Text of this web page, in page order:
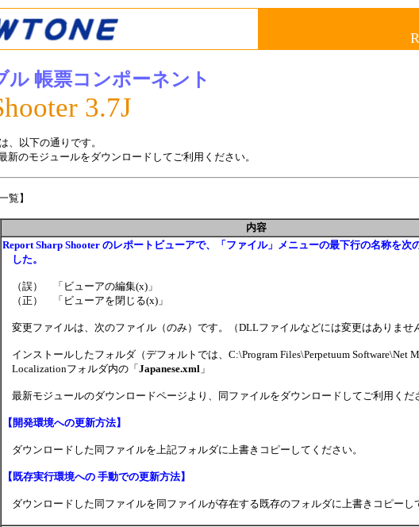
ル 帳票コンポーネント
3.7J
、以下の通りです。
新のモジュールをダウンロードしてご利用ください。
覧】
内容
Report Sharp Shooter のレポートビューアで、「ファイル」メニューの最下行の名称を次
した。
（誤） 「ビューアの編集(x)」
（正） 「ビューアを閉じる(x)」
変更ファイルは、次のファイル（のみ）です。（DLLファイルなどには変更はありませ
インストールしたフォルダ（デフォルトでは、C:\Program Files\Perpetuum Software\Net
Localizationフォルダ内の「 Japanese.xml 」
最新モジュールのダウンロードページより、同ファイルをダウンロードしてご利用くだ
【 開発環境への更新方法】
ダウンロードした同ファイルを上記フォルダに上書きコピーしてください。
【 既存実行環境への 手動での更新方法】
ダウンロードした同ファイルを同ファイルが存在する既存のフォルダに上書きコピーし